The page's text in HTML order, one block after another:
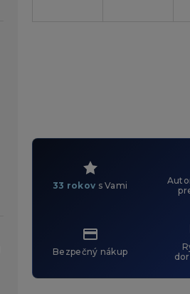
33 rokov s Vami
Bezpečný nákup